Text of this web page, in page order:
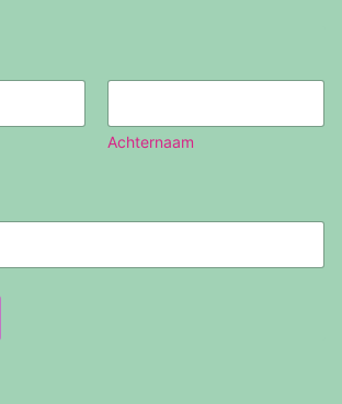
Achternaam